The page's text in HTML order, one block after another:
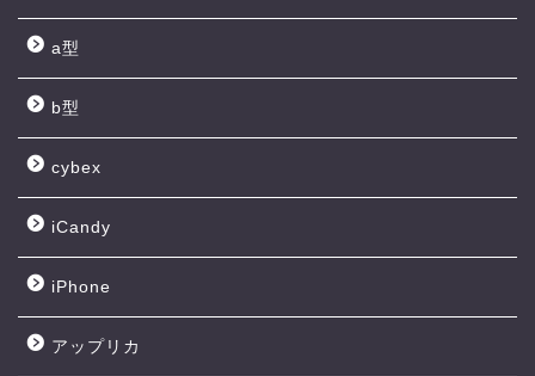
a型
b型
cybex
iCandy
iPhone
アップリカ